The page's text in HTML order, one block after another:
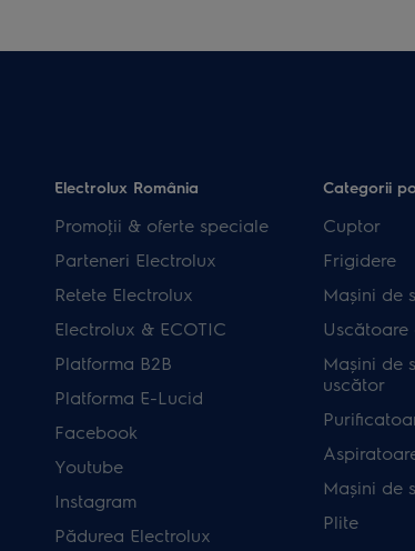
Electrolux România
Promoţii & oferte speciale
Parteneri Electrolux
Retete Electrolux
Electrolux & ECOTIC
Platforma B2B
Platforma E-Lucid
Facebook
Youtube
Instagram
Pădurea Electrolux
Categorii
Cuptor
Frigidere
Mașini de
Uscătoare
Mașini de
uscător
Mașini de
Plite